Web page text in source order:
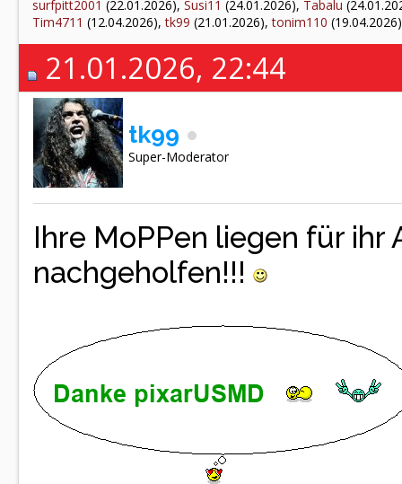
surfpitt2001 (22.01.2026), Susi11 (24.01.2026), Tabalu
Tim4711 (12.04.2026),tk99 (21.01.2026),tonim110
21.01.2026, 22:44
tk99
Super-Moderator
Ihre MoPPen liegen für ihr
nachgeholfen!!!